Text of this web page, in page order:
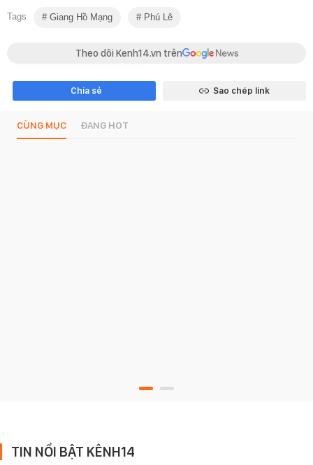
Tags Giang Hồ Mạng Phú Lê
Theo dõi Kenh14.vn trên
Chia sẻ Sao chép link
CÙNG MỤC ĐANG HOT
TIN NỔI BẬT KÊNH14